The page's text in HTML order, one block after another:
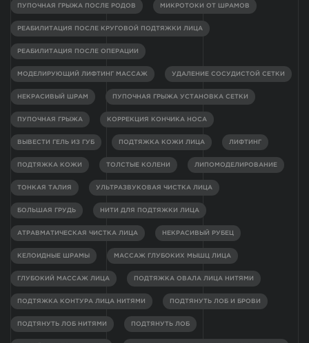
ПУПОЧНАЯ ГРЫЖА ПОСЛЕ РОДОВ МИКРОТОКИ ОТ ШРАМОВ
РЕАБИЛИТАЦИЯ ПОСЛЕ КРУГОВОЙ ПОДТЯЖКИ ЛИЦА
РЕАБИЛИТАЦИЯ ПОСЛЕ ОПЕРАЦИИ
МОДЕЛИРУЮЩИЙ ЛИФТИНГ МАССАЖ УДАЛЕНИЕ СОСУДИСТОЙ СЕТКИ
НЕКРАСИВЫЙ ШРАМ ПУПОЧНАЯ ГРЫЖА УСТАНОВКА СЕТКИ
ПУПОЧНАЯ ГРЫЖА КОРРЕКЦИЯ КОНЧИКА НОСА
ВЫВЕСТИ ГЕЛЬ ИЗ ГУБ ПОДТЯЖКА КОЖИ ЛИЦА ЛИФТИНГ
ПОДТЯЖКА КОЖИ ТОЛСТЫЕ КОЛЕНИ ЛИПОМОДЕЛИРОВАНИЕ
ТОНКАЯ ТАЛИЯ УЛЬТРАЗВУКОВАЯ ЧИСТКА ЛИЦА
БОЛЬШАЯ ГРУДЬ НИТИ ДЛЯ ПОДТЯЖКИ ЛИЦА
АТРАВМАТИЧЕСКАЯ ЧИСТКА ЛИЦА НЕКРАСИВЫЙ РУБЕЦ
КЕЛОИДНЫЕ ШРАМЫ МАССАЖ ГЛУБОКИХ МЫШЦ ЛИЦА
ГЛУБОКИЙ МАССАЖ ЛИЦА ПОДТЯЖКА ОВАЛА ЛИЦА НИТЯМИ
ПОДТЯЖКА КОНТУРА ЛИЦА НИТЯМИ ПОДТЯНУТЬ ЛОБ И БРОВИ
ПОДТЯНУТЬ ЛОБ НИТЯМИ ПОДТЯНУТЬ ЛОБ